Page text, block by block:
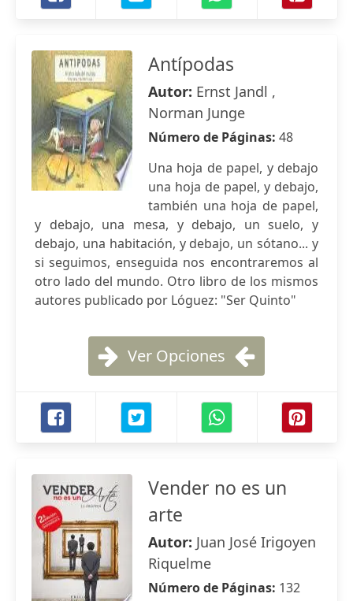
Antípodas
Autor: Ernst Jandl ,
Norman Junge
Número de Páginas: 48
Una hoja de papel, y debajo
una hoja de papel, y debajo,
también una hoja de papel,
y debajo, una mesa, y debajo, un suelo, y
debajo, una habitación, y debajo, un sótano... y
si seguimos, enseguida nos encontraremos al
otro lado del mundo. Otro libro de los mismos
autores publicado por Lóguez: "Ser Quinto"
Ver Opciones
Vender no es un
arte
Autor: Juan José Irigoyen
Riquelme
Número de Páginas: 132